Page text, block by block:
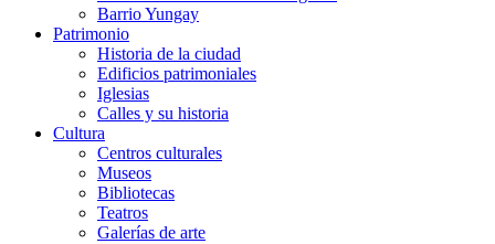
Barrio Yungay
Patrimonio
Historia de la ciudad
Edificios patrimoniales
Iglesias
Calles y su historia
Cultura
Centros culturales
Museos
Bibliotecas
Teatros
Galerí­as de arte